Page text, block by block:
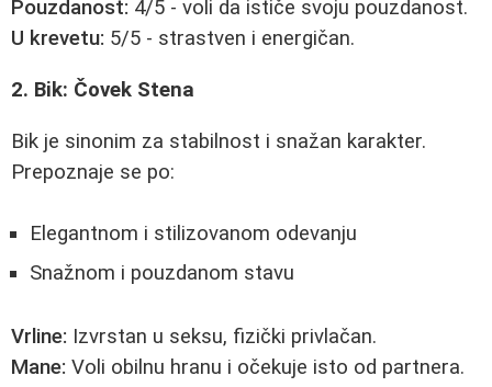
Pouzdanost: 4/5 - voli da ističe svoju pouzdanost.
U krevetu: 5/5 - strastven i energičan.
2. Bik: Čovek Stena
Bik je sinonim za stabilnost i snažan karakter.
Prepoznaje se po:
Elegantnom i stilizovanom odevanju
Snažnom i pouzdanom stavu
Vrline: Izvrstan u seksu, fizički privlačan.
Mane: Voli obilnu hranu i očekuje isto od partnera.